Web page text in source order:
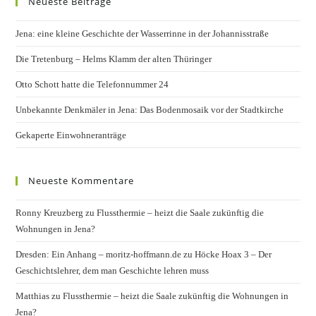
Jena: eine kleine Geschichte der Wasserrinne in der Johannisstraße
Die Tretenburg – Helms Klamm der alten Thüringer
Otto Schott hatte die Telefonnummer 24
Unbekannte Denkmäler in Jena: Das Bodenmosaik vor der Stadtkirche
Gekaperte Einwohneranträge
Neueste Kommentare
Ronny Kreuzberg zuFlussthermie – heizt die Saale zukünftig die
Wohnungen in Jena?
Dresden: Ein Anhang – moritz-hoffmann.de zuHöcke Hoax 3 – Der
Geschichtslehrer, dem man Geschichte lehren muss
Matthias zuFlussthermie – heizt die Saale zukünftig die Wohnungen in
Jena?